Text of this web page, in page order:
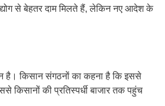
से बेहतर दाम मिलते हैं, लेकिन नए आदेश के
है। किसान संगठनों का कहना है कि इससे
किसानों की प्रतिस्पर्धी बाजार तक पहुंच